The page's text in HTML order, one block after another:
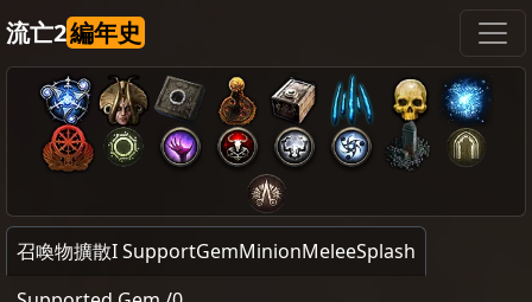
流亡2編年史
召喚物擴散I SupportGemMinionMeleeSplash